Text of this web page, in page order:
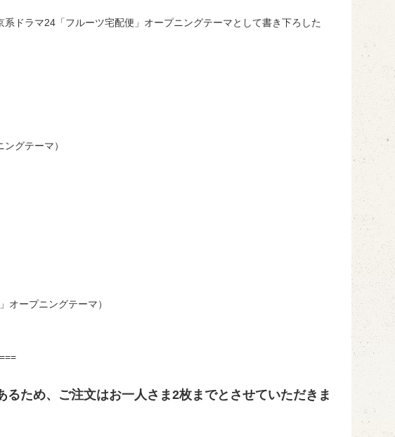
ドラマ24「フルーツ宅配便」オープニングテーマとして書き下ろした
グテーマ）
ープニングテーマ）
るため、ご注文はお一人さま2枚までとさせていただきま